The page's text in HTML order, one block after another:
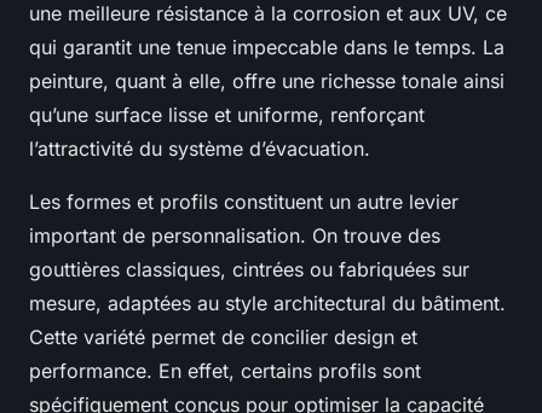
une meilleure résistance à la corrosion et aux UV, ce
qui garantit une tenue impeccable dans le temps. La
peinture, quant à elle, offre une richesse tonale ainsi
qu’une surface lisse et uniforme, renforçant
l’attractivité du système d’évacuation.
Les formes et profils constituent un autre levier
important de personnalisation. On trouve des
gouttières classiques, cintrées ou fabriquées sur
mesure, adaptées au style architectural du bâtiment.
Cette variété permet de concilier design et
performance. En effet, certains profils sont
spécifiquement conçus pour optimiser la capacité